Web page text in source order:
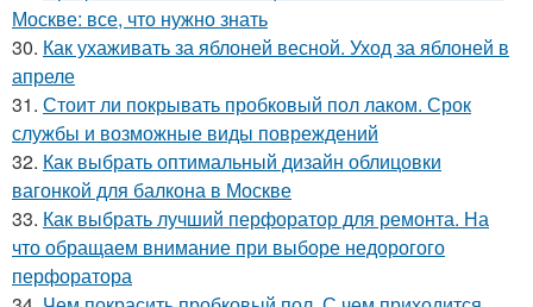
Москве: все, что нужно знать
30. Как ухаживать за яблоней весной. Уход за яблоней в
апреле
31. Стоит ли покрывать пробковый пол лаком. Срок
службы и возможные виды повреждений
32. Как выбрать оптимальный дизайн облицовки
вагонкой для балкона в Москве
33. Как выбрать лучший перфоратор для ремонта. На
что обращаем внимание при выборе недорогого
перфоратора